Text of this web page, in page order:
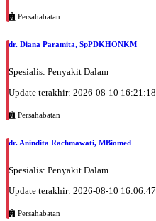
Persahabatan
dr. Diana Paramita, SpPDKHONKM
Spesialis: Penyakit Dalam
Update terakhir: 2026-08-10 16:21:18
Persahabatan
dr. Anindita Rachmawati, MBiomed
Spesialis: Penyakit Dalam
Update terakhir: 2026-08-10 16:06:47
Persahabatan